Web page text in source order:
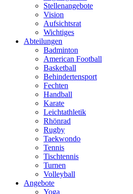
Stellenangebote
Vision
Aufsichtsrat
Wichtiges
Abteilungen
Badminton
American Football
Basketball
Behindertensport
Fechten
Handball
Karate
Leichtathletik
Rhönrad
Rugby
Taekwondo
Tennis
Tischtennis
Turnen
Volleyball
Angebote
Yoga